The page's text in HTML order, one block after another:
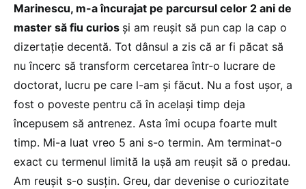
Marinescu, m-a încurajat pe parcursul celor 2 ani de
master să fiu curios și am reușit să pun cap la cap o
dizertație decentă. Tot dânsul a zis că ar fi păcat să
nu încerc să transform cercetarea într-o lucrare de
doctorat, lucru pe care l-am și făcut. Nu a fost ușor, a
fost o poveste pentru că în același timp deja
începusem să antrenez. Asta îmi ocupa foarte mult
timp. Mi-a luat vreo 5 ani s-o termin. Am terminat-o
exact cu termenul limită la ușă am reușit să o predau.
Am reușit s-o susțin. Greu, dar devenise o curiozitate